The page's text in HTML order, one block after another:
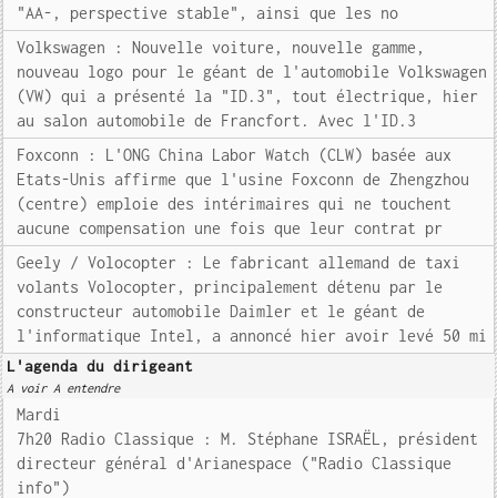
"AA-, perspective stable", ainsi que les no
Volkswagen : Nouvelle voiture, nouvelle gamme,
nouveau logo pour le géant de l'automobile Volkswagen
(VW) qui a présenté la "ID.3", tout électrique, hier
au salon automobile de Francfort. Avec l'ID.3
Foxconn : L'ONG China Labor Watch (CLW) basée aux
Etats-Unis affirme que l'usine Foxconn de Zhengzhou
(centre) emploie des intérimaires qui ne touchent
aucune compensation une fois que leur contrat pr
Geely / Volocopter : Le fabricant allemand de taxi
volants Volocopter, principalement détenu par le
constructeur automobile Daimler et le géant de
l'informatique Intel, a annoncé hier avoir levé 50 mi
L'agenda du dirigeant
A voir A entendre
Mardi
7h20 Radio Classique : M. Stéphane ISRAËL, président
directeur général d'Arianespace ("Radio Classique
info")